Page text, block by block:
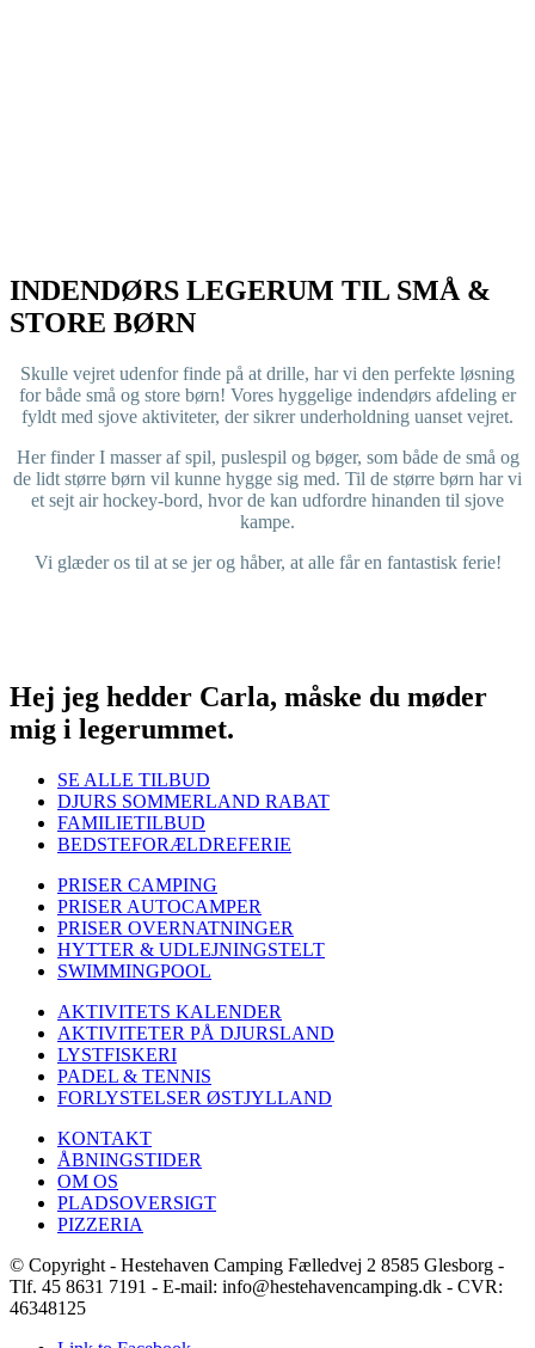
INDENDØRS LEGERUM TIL SMÅ &
STORE BØRN
Skulle vejret udenfor finde på at drille, har vi den perfekte løsning
for både små og store børn! Vores hyggelige indendørs afdeling er
fyldt med sjove aktiviteter, der sikrer underholdning uanset vejret.
Her finder I masser af spil, puslespil og bøger, som både de små og
de lidt større børn vil kunne hygge sig med. Til de større børn har vi
et sejt air hockey-bord, hvor de kan udfordre hinanden til sjove
kampe.
Vi glæder os til at se jer og håber, at alle får en fantastisk ferie!
Hej jeg hedder Carla, måske du møder
mig i legerummet.
SE ALLE TILBUD
DJURS SOMMERLAND RABAT
FAMILIETILBUD
BEDSTEFORÆLDREFERIE
PRISER CAMPING
PRISER AUTOCAMPER
PRISER OVERNATNINGER
HYTTER & UDLEJNINGSTELT
SWIMMINGPOOL
AKTIVITETS KALENDER
AKTIVITETER PÅ DJURSLAND
LYSTFISKERI
PADEL & TENNIS
FORLYSTELSER ØSTJYLLAND
KONTAKT
ÅBNINGSTIDER
OM OS
PLADSOVERSIGT
PIZZERIA
© Copyright - Hestehaven Camping Fælledvej 2 8585 Glesborg -
Tlf. 45 8631 7191 - E-mail: info@hestehavencamping.dk - CVR:
46348125